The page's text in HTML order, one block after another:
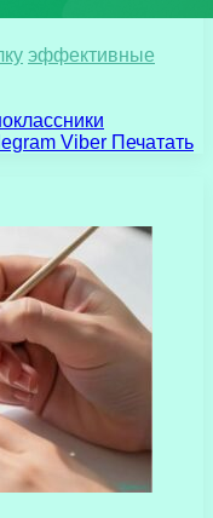
эффективные
Viber Печатать